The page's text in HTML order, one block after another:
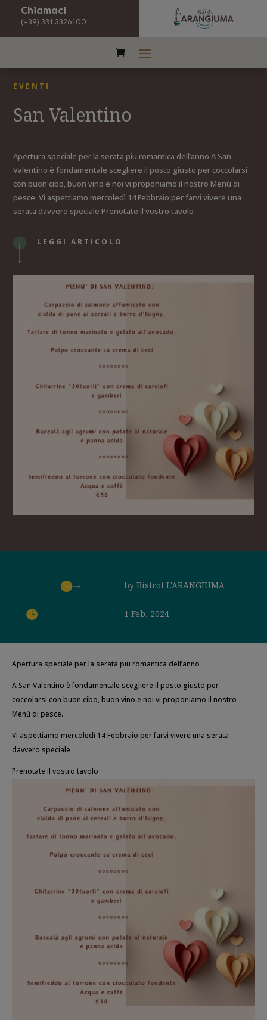
Chiamaci
(+39) 331 3326100
EVENTI
San Valentino
Apertura speciale per la serata piu romantica dell’anno A San
Valentino è fondamentale scegliere il posto giusto per coccolarsi
con buon cibo, buon vino e noi vi proponiamo il nostro Menù di
pesce. Vi aspettiamo mercoledì 14 Febbraio per farvi vivere una
serata davvero speciale Prenotate il vostro tavolo
LEGGI ARTICOLO
by Bistrot L'ARANGIUMA
 1 Feb, 2024
Apertura speciale per la serata piu romantica dell’anno
A San Valentino è fondamentale scegliere il posto giusto per
coccolarsi con buon cibo, buon vino e noi vi proponiamo il nostro
Menù di pesce.
Vi aspettiamo mercoledì 14 Febbraio per farvi vivere una serata
davvero speciale
Prenotate il vostro tavolo